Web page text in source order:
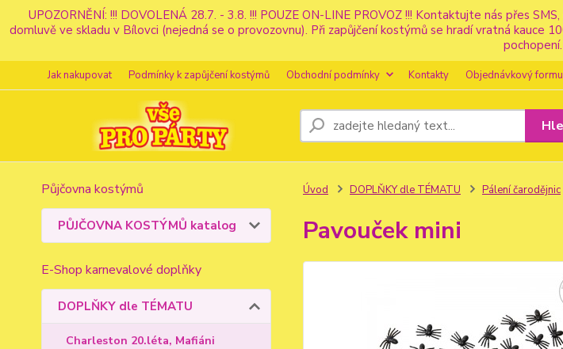
UPOZORNĚNÍ: !!! DOVOLENÁ 28.7. - 3.8. !!! POUZE ON-LINE PROVOZ !!! Kontaktujte nás přes
domluvě ve skladu v Bílovci (nejedná se o provozovnu). Při zapůjčení kostýmů se hradí vratná kauce
pochopení.
Jak nakupovat Podmínky k zapůjčení kostýmů Obchodní podmínky Kontakty Objednávkový
Půjčovna kostýmů
PŮJČOVNA KOSTÝMŮ katalog
E-Shop karnevalové doplňky
DOPLŇKY dle TÉMATU
Charleston 20.léta, Mafiáni
Úvod DOPLŇKY dle TÉMATU Pálení čarodějnic
Pavouček mini